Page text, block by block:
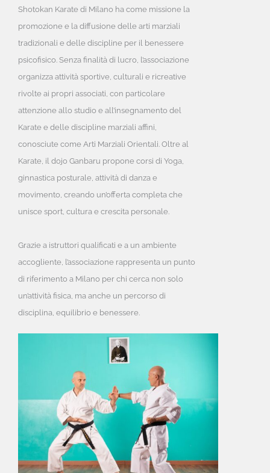
Shotokan Karate di Milano ha come missione la
promozione e la diffusione delle arti marziali
tradizionali e delle discipline per il benessere
psicofisico. Senza finalità di lucro, l’associazione
organizza attività sportive, culturali e ricreative
rivolte ai propri associati, con particolare
attenzione allo studio e all’insegnamento del
Karate e delle discipline marziali affini,
conosciute come Arti Marziali Orientali. Oltre al
Karate, il dojo Ganbaru propone corsi di Yoga,
ginnastica posturale, attività di danza e
movimento, creando un’offerta completa che
unisce sport, cultura e crescita personale.
Grazie a istruttori qualificati e a un ambiente
accogliente, l’associazione rappresenta un punto
di riferimento a Milano per chi cerca non solo
un’attività fisica, ma anche un percorso di
disciplina, equilibrio e benessere.